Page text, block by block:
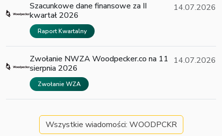
Szacunkowe dane finansowe za II
kwartał 2026
Raport Kwartalny
14.07.2026
Zwołanie NWZA Woodpecker.co na 11
sierpnia 2026
Zwołanie WZA
14.07.2026
Wszystkie wiadomości: WOODPCKR